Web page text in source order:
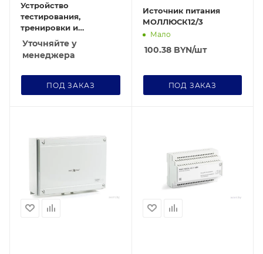
Устройство
тестирования,
тренировки и
восстановления АКБ
Уточняйте у
менеджера
ПОД ЗАКАЗ
Источник питания
МОЛЛЮСК12/3
Мало
100.38BYN/шт
ПОД ЗАКАЗ